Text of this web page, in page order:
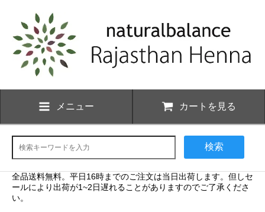
メニュー カートを見る
検索
全品送料無料。平日16時までのご注文は当日出荷します。但しセ
ールにより出荷が1~2日遅れることがありますのでご了承くださ
い。